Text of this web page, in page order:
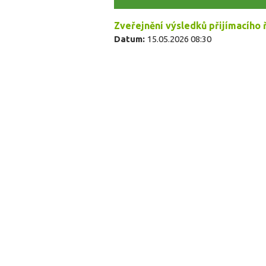
Zveřejnění výsledků přijímacího
Datum: 15.05.2026 08:30